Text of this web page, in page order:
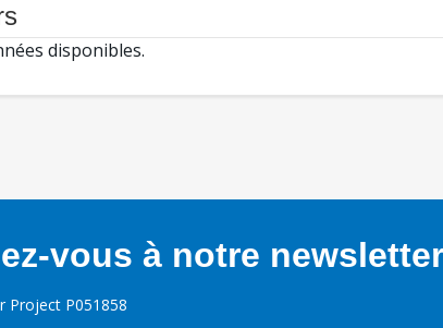
disponibles.
vous à notre
Project P051858